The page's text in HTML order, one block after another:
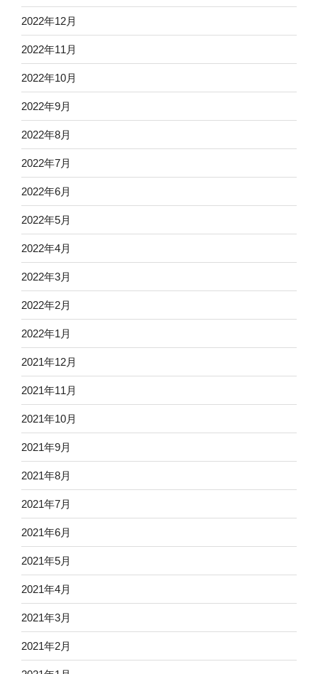
2022年12月
2022年11月
2022年10月
2022年9月
2022年8月
2022年7月
2022年6月
2022年5月
2022年4月
2022年3月
2022年2月
2022年1月
2021年12月
2021年11月
2021年10月
2021年9月
2021年8月
2021年7月
2021年6月
2021年5月
2021年4月
2021年3月
2021年2月